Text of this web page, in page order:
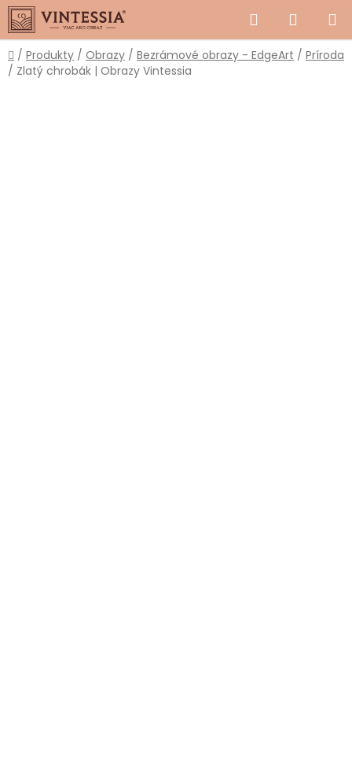
Prejsť
na
obsah
Hľadať
KOŠÍK
Domov
/ Produkty / Obrazy / Bezrámové obrazy - EdgeArt / Príroda
/ Zlatý chrobák | Obrazy Vintessia